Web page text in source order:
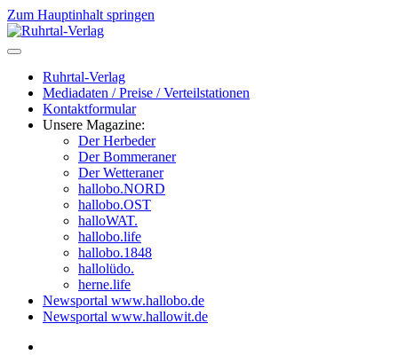
Zum Hauptinhalt springen
Ruhrtal-Verlag
Mediadaten / Preise / Verteilstationen
Kontaktformular
Unsere Magazine:
Der Herbeder
Der Bommeraner
Der Wetteraner
hallobo.NORD
hallobo.OST
halloWAT.
hallobo.life
hallobo.1848
hallolüdo.
herne.life
Newsportal www.hallobo.de
Newsportal www.hallowit.de